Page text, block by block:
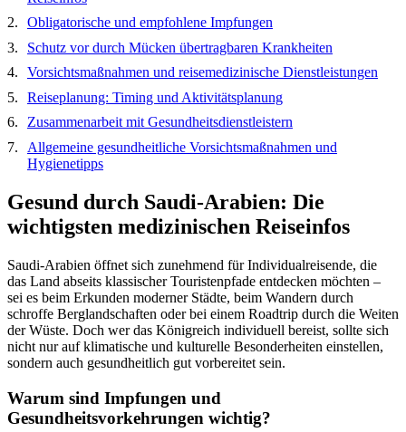
Obligatorische und empfohlene Impfungen
Schutz vor durch Mücken übertragbaren Krankheiten
Vorsichtsmaßnahmen und reisemedizinische Dienstleistungen
Reiseplanung: Timing und Aktivitätsplanung
Zusammenarbeit mit Gesundheitsdienstleistern
Allgemeine gesundheitliche Vorsichtsmaßnahmen und
Hygienetipps
Gesund durch Saudi-Arabien: Die
wichtigsten medizinischen Reiseinfos
Saudi-Arabien öffnet sich zunehmend für Individualreisende, die
das Land abseits klassischer Touristenpfade entdecken möchten –
sei es beim Erkunden moderner Städte, beim Wandern durch
schroffe Berglandschaften oder bei einem Roadtrip durch die Weiten
der Wüste. Doch wer das Königreich individuell bereist, sollte sich
nicht nur auf klimatische und kulturelle Besonderheiten einstellen,
sondern auch gesundheitlich gut vorbereitet sein.
Warum sind Impfungen und
Gesundheitsvorkehrungen wichtig?